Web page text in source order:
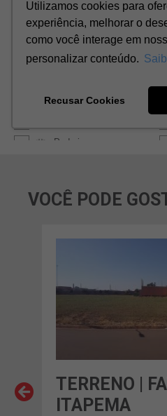
VOCÊ PODE
TERRENO |
ITAPEMA